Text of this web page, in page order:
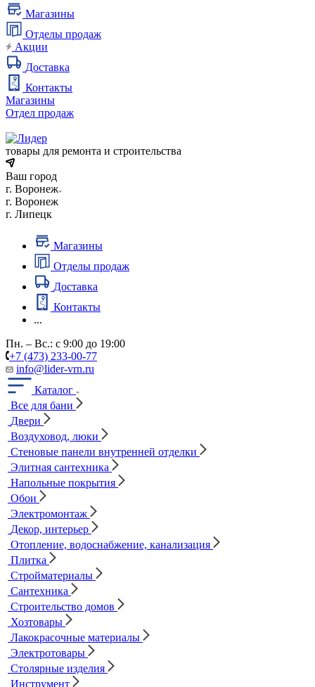
Магазины
Отделы продаж
Акции
Доставка
Контакты
Магазины
Отдел продаж
товары для ремонта и строительства
Ваш город
г. Воронеж
г. Воронеж
г. Липецк
Магазины
Отделы продаж
Доставка
Контакты
...
Пн. – Вс.: с 9:00 до 19:00
+7 (473) 233-00-77
info@lider-vrn.ru
Каталог
Все для бани
Двери
Воздуховод, люки
Стеновые панели внутренней отделки
Элитная сантехника
Напольные покрытия
Обои
Электромонтаж
Декор, интерьер
Отопление, водоснабжение, канализация
Плитка
Стройматериалы
Сантехника
Строительство домов
Хозтовары
Лакокрасочные материалы
Электротовары
Столярные изделия
Инструмент